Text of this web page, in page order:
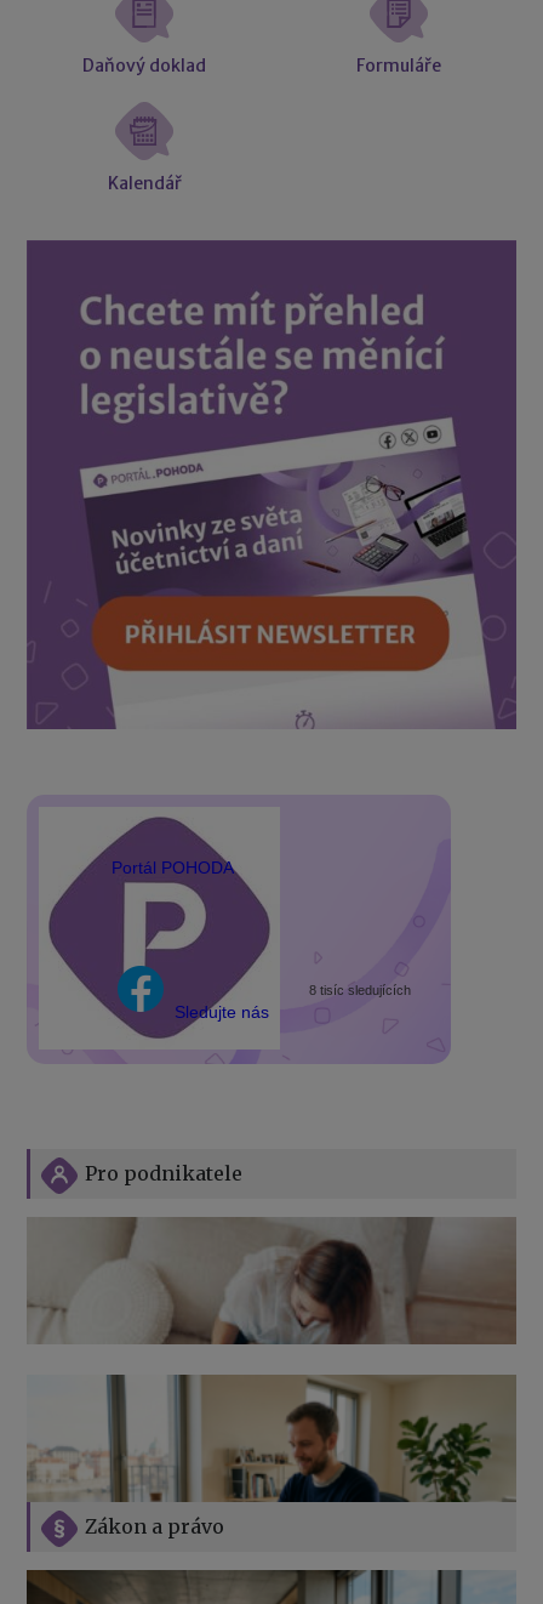
Daňový doklad Formuláře
Kalendář
Portál POHODA
Sledujte nás
8 tisíc sledujících
Zákon a právo
Pro podnikatele
Jak na podnikání při rodičovské dovolené